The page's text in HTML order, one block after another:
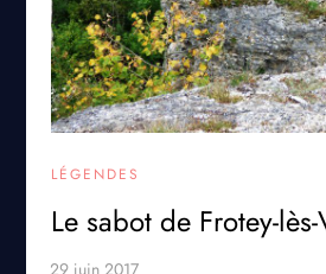
LÉGENDES
Le sabot de Frotey-